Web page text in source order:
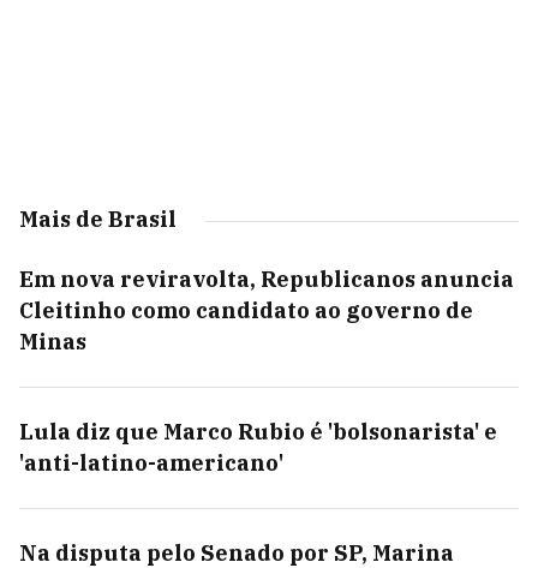
Mais de Brasil
Em nova reviravolta, Republicanos anuncia
Cleitinho como candidato ao governo de
Minas
Lula diz que Marco Rubio é 'bolsonarista' e
'anti-latino-americano'
Na disputa pelo Senado por SP, Marina